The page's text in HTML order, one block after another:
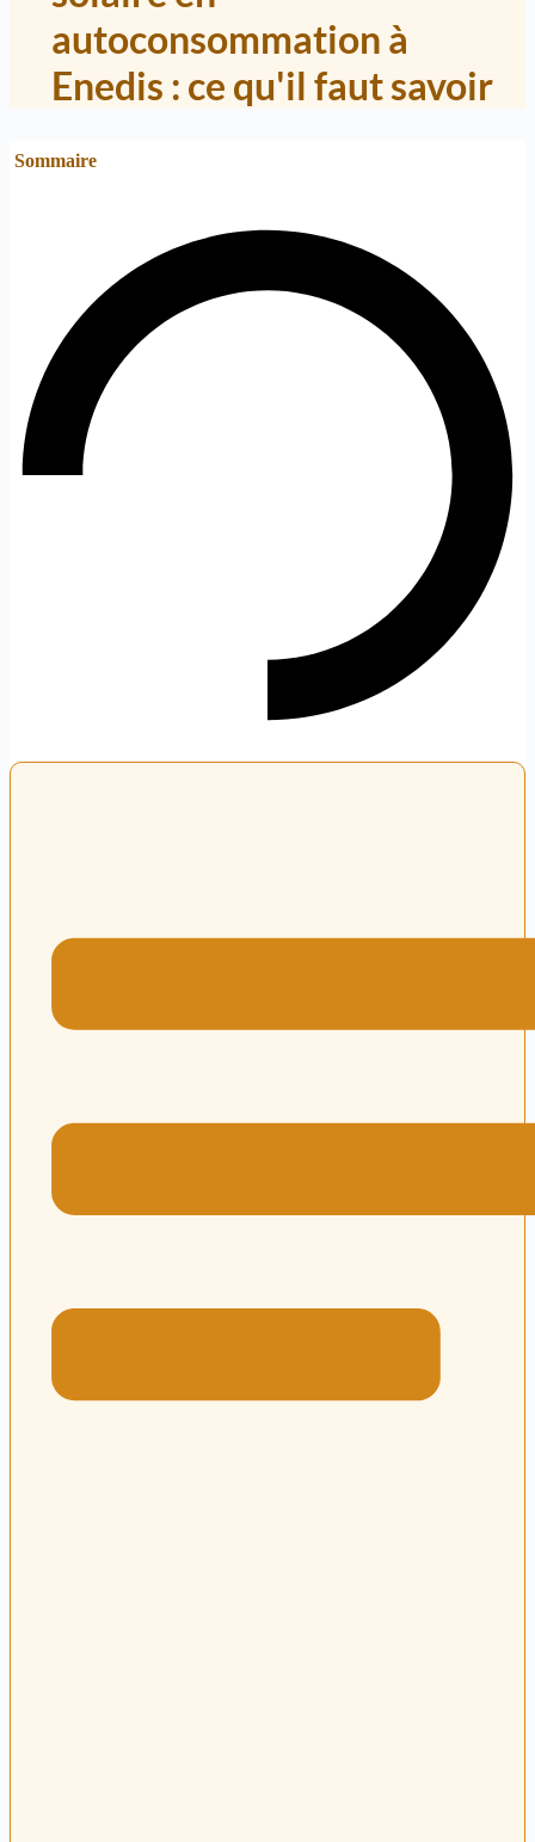
autoconsommation à
Enedis : ce qu'il faut savoir
Sommaire